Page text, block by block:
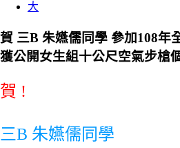
大
賀 三B 朱嬿儒同學 參加108年
獲公開女生組十公尺空氣步槍
賀 !
三B 朱嬿儒同學